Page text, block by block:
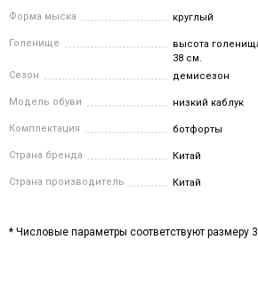
Форма мыска круглый
Голенище
высота
38 см.
Сезон
демисезон
Модель обуви низкий каблук
Комплектация ботфорты
Страна бренда Китай
Страна производитель Китай
* Числовые параметры соответствуют размеру